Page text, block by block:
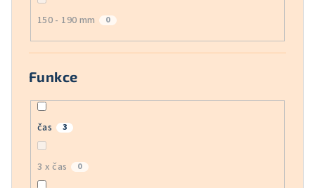
150 - 190 mm 0
Funkce
čas 3
3 x čas 0